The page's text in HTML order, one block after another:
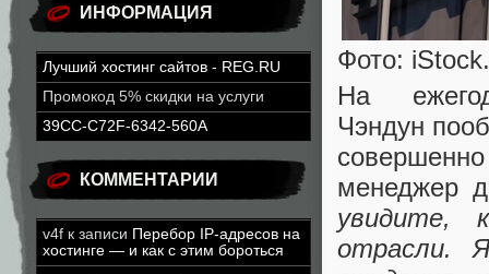
ИНФОРМАЦИЯ
Лучший хостинг сайтов - REG.RU
Промокод 5% скидки на услуги
39CC-C72F-6342-560A
КОММЕНТАРИИ
v4f к записи Перебор IP-адресов на
хостинге — и как с этим бороться
Фото:
На
Чэндун
менеджер
увидите,
отрасли.